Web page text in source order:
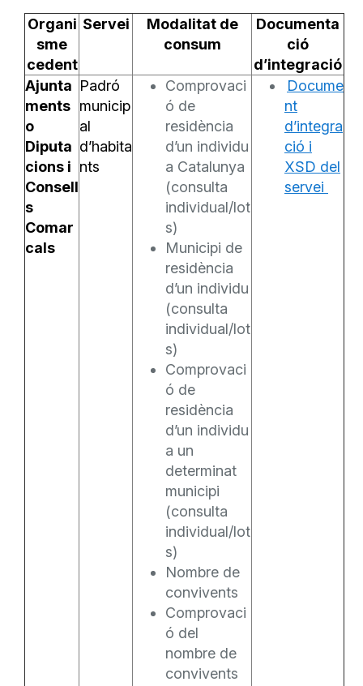
Organi
sme
cedent
Servei
Modalitat de
consum
Documenta
ció
d’integració
Ajunta
ments
o
Diputa
cions i
Consell
s
Comar
cals
Padró
municip
al
d’habita
nts
Comprovaci
ó de
residència
d’un individu
a Catalunya
(consulta
individual/lot
s)
Municipi de
residència
d’un individu
(consulta
individual/lot
s)
Comprovaci
ó de
residència
d’un individu
a un
determinat
municipi
(consulta
individual/lot
s)
Nombre de
convivents
Comprovaci
ó del
nombre de
convivents
Docume
nt
d’integra
ció i
XSD del
servei